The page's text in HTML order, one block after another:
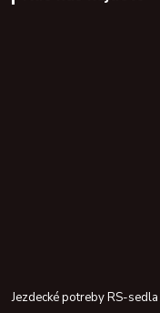
Jezdecké potreby RS-sedla